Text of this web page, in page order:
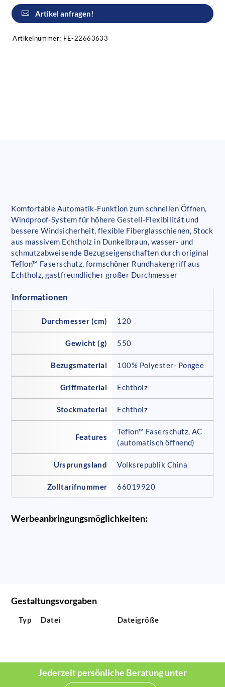
Artikel anfragen!
Artikelnummer: FE-22663633
Komfortable Automatik-Funktion zum schnellen Öffnen,
Windproof-System für höhere Gestell-Flexibilität und
bessere Windsicherheit, flexible Fiberglasschienen, Stock
aus massivem Echtholz in Dunkelbraun, wasser- und
schmutzabweisende Bezugseigenschaften durch original
Teflon™ Faserschutz, formschöner Rundhakengriff aus
Echtholz, gastfreundlicher großer Durchmesser
Informationen
Durchmesser (cm) 120
Gewicht (g) 550
Bezugsmaterial 100% Polyester- Pongee
Griffmaterial Echtholz
Stockmaterial Echtholz
Features
Teflon™ Faserschutz, AC
(automatisch öffnend)
Ursprungsland Volksrepublik China
Zolltarifnummer 66019920
Werbeanbringungsmöglichkeiten:
Gestaltungsvorgaben
Typ Datei Dateigröße
Jederzeit persönliche Beratung unter